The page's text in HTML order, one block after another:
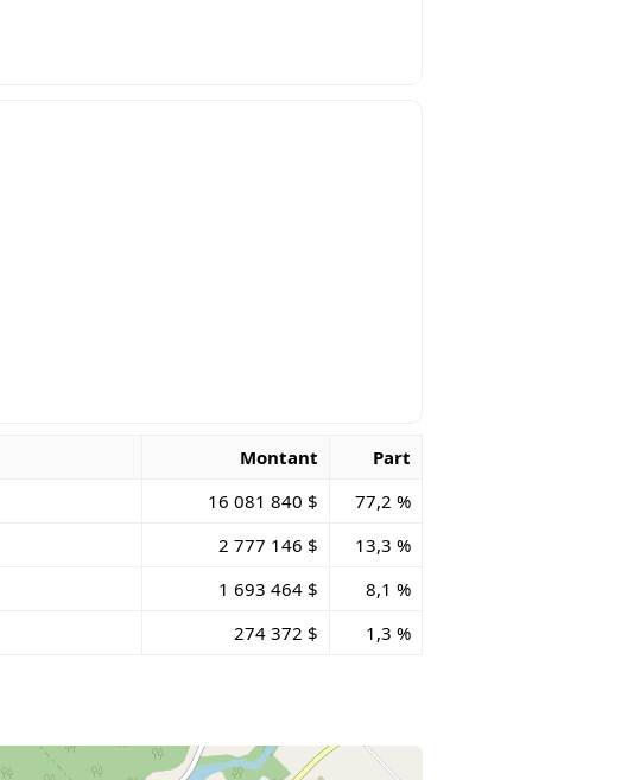
Montant
Part
16 081 840 $
77,2 %
2 777 146 $
13,3 %
1 693 464 $
8,1 %
274 372 $ 1,3 %